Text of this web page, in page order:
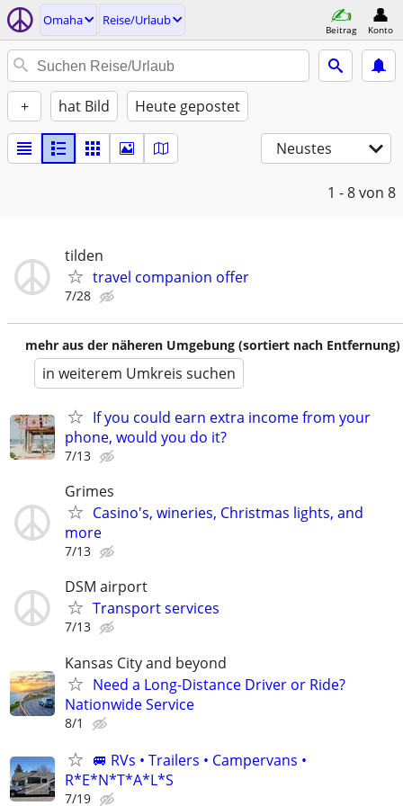
Omaha Reise/Urlaub
Beitrag Konto
+ hat Bild Heute gepostet
Neustes
1 - 8von 8
tilden
travel companion offer
7/28
mehr aus der näheren Umgebung (sortiert nach Entfernung)
in weiterem Umkreis suchen
If you could earn extra income from your
phone, would you do it?
7/13
Grimes
Casino's, wineries, Christmas lights, and
more
7/13
DSM airport
Transport services
7/13
Kansas City and beyond
Need a Long-Distance Driver or Ride?
Nationwide Service
8/1
🚐 RVs • Trailers • Campervans •
R*E*N*T*A*L*S
7/19